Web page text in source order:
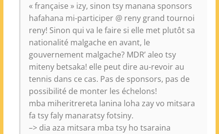
« française » izy, sinon tsy manana sponsors
hafahana mi-participer @ reny grand tournoi
reny! Sinon qui va le faire si elle met plutôt sa
nationalité malgache en avant, le
gouvernement malgache? MDR’ aleo tsy
miteny betsaka! elle peut dire au-revoir au
tennis dans ce cas. Pas de sponsors, pas de
possibilité de monter les échelons!
mba miheritrereta lanina loha zay vo mitsara
fa tsy faly manaratsy fotsiny.
–> dia aza mitsara mba tsy ho tsaraina